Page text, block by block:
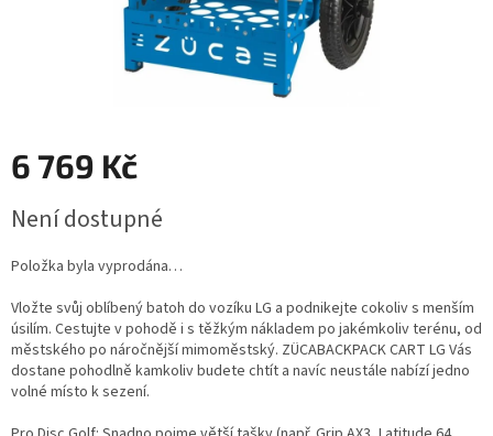
6 769 Kč
cena:
Není dostupné
Položka byla vyprodána…
Vložte svůj oblíbený batoh do vozíku LG a podnikejte cokoliv s menším
úsilím. Cestujte v pohodě i s těžkým nákladem po jakémkoliv terénu, od
městského po náročnější mimoměstský. ZÜCABACKPACK CART LG Vás
dostane pohodlně kamkoliv budete chtít a navíc neustále nabízí jedno
volné místo k sezení.